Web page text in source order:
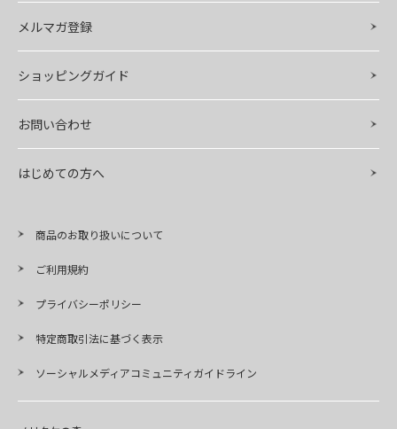
メルマガ登録
ショッピングガイド
お問い合わせ
はじめての方へ
商品のお取り扱いについて
ご利用規約
プライバシーポリシー
特定商取引法に基づく表示
ソーシャルメディアコミュニティガイドライン